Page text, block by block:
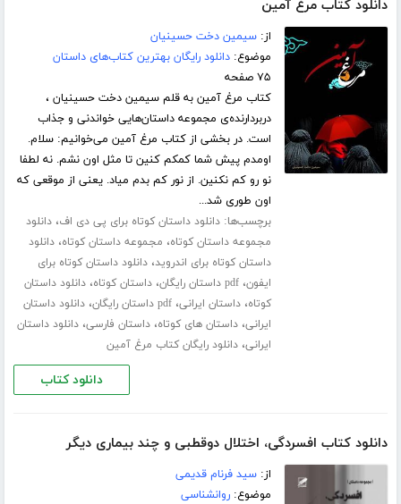
دانلود کتاب مرغ آمین
از:سیمین دخت حسینیان
موضوع:دانلود رایگان بهترین کتاب‌های داستان
۷۵ صفحه
کتاب مرغ آمین به قلم سیمین دخت حسینیان ،
دربردارنده‌ی مجموعه داستان‌هایی خواندنی و جذاب
است. در بخشی از کتاب مرغ آمین می‌خوانیم: سلام.
اومدم پیش شما کمکم کنین تا مثل اون نشم. نه لطفا
نو رو کم نکنین. از نور کم بدم میاد. یعنی از موقعی که
اون طوری شد...
برچسب‌ها:دانلود داستان کوتاه برای پی دی اف،دانلود
مجموعه داستان کوتاه، مجموعه داستان کوتاه،دانلود
داستان کوتاه برای اندروید،دانلود داستان کوتاه برای
ایفون،pdf داستان رایگان ،داستان کوتاه،دانلود داستان
کوتاه،داستان ایرانی،pdf داستان رایگان ،دانلود داستان
ایرانی،داستان های کوتاه،داستان فارسی،دانلود داستان
ایرانی،دانلود رایگان کتاب مرغ آمین
دانلود کتاب
دانلود کتاب افسردگی، اختلال دوقطبی و چند بیماری دیگر
از:سید فرنام قدیمی
موضوع:روانشناسی